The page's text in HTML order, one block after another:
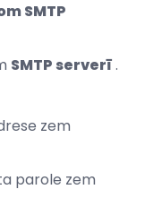
SMTP
SMTP serverī.
zem
parole zem